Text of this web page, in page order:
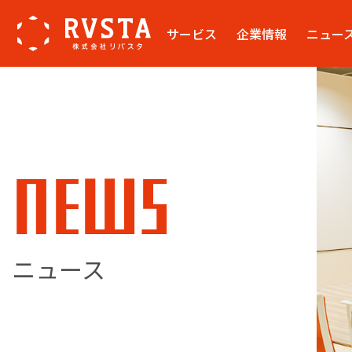
サービス 企業情報 ニュー
NEWS
ニュース